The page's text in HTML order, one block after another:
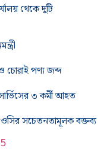
থেকে দুটি
চোরাই পণ্য জব্দ
৩ কর্মী আহত
সচেতনতামূলক বক্তব্য
5